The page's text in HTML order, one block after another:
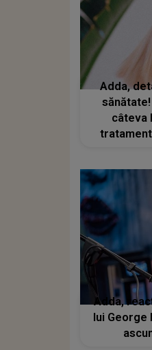
Adda,
câteva
Adda,
lui George